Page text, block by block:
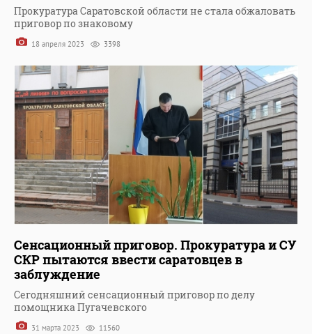
Прокуратура Саратовской области не стала обжаловать
приговор по знаковому
18 апреля 2023 3398
Сенсационный приговор. Прокуратура и СУ
СКР пытаются ввести саратовцев в
заблуждение
Сегодняшний сенсационный приговор по делу
помощника Пугачевского
31 марта 2023 11560